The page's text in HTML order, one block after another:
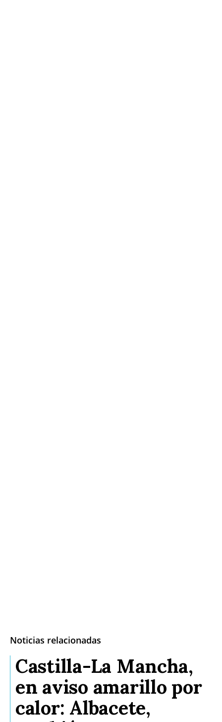
Noticias relacionadas
Castilla-La Mancha,
en aviso amarillo por
calor: Albacete,